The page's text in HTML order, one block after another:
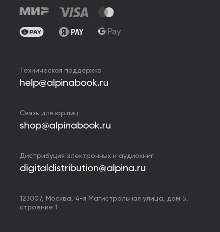
Техническая поддержка
help@alpinabook.ru
Связь для юр.лиц
shop@alpinabook.ru
Дистрибуция электронных и аудиокниг
digitaldistribution@alpina.ru
123007, Москва, 4-я Магистральная улица, дом 5,
строение 1